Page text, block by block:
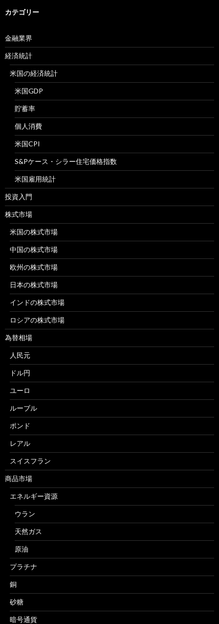
カテゴリー
金融業界
経済統計
米国の経済統計
米国GDP
貯蓄率
個人消費
米国CPI
S&Pケース・シラー住宅価格指数
米国雇用統計
投資入門
株式市場
米国の株式市場
中国の株式市場
欧州の株式市場
日本の株式市場
インドの株式市場
ロシアの株式市場
為替相場
人民元
ドル円
ユーロ
ルーブル
ポンド
レアル
スイスフラン
商品市場
エネルギー資源
ウラン
天然ガス
原油
プラチナ
銅
砂糖
暗号通貨